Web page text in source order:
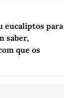
eucaliptos para
saber,
que os